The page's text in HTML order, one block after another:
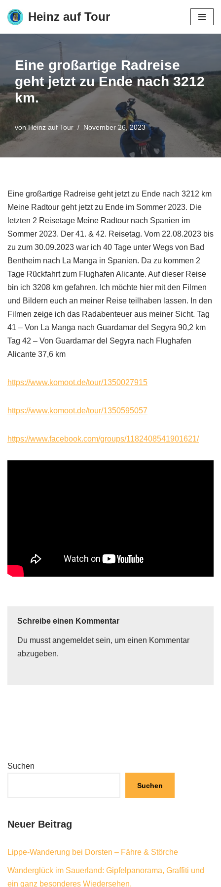
Zum
Heinz auf Tour
Eine großartige Radreise
geht jetzt zu Ende nach 3212
km.
vonHeinz auf Tour November 26, 2023
Eine großartige Radreise geht jetzt zu Ende nach 3212 km
Meine Radtour geht jetzt zu Ende im Sommer 2023. Die
letzten 2 Reisetage Meine Radtour nach Spanien im
Sommer 2023. Der 41. & 42. Reisetag. Vom 22.08.2023 bis
zu zum 30.09.2023 war ich 40 Tage unter Wegs von Bad
Bentheim nach La Manga in Spanien. Da zu kommen 2
Tage Rückfahrt zum Flughafen Alicante. Auf dieser Reise
bin ich 3208 km gefahren. Ich möchte hier mit den Filmen
und Bildern euch an meiner Reise teilhaben lassen. In den
Filmen zeige ich das Radabenteuer aus meiner Sicht. Tag
41 – Von La Manga nach Guardamar del Segyra 90,2 km
Tag 42 – Von Guardamar del Segyra nach Flughafen
Alicante 37,6 km
https://www.komoot.de/tour/1350027915
https://www.komoot.de/tour/1350595057
https://www.facebook.com/groups/1182408541901621/
Schreibe einen Kommentar
Du musstangemeldetsein, um einen Kommentar
abzugeben.
Suchen
Suchen
Neuer Beitrag
Lippe-Wanderung bei Dorsten – Fähre & Störche
Wanderglück im Sauerland: Gipfelpanorama, Graffiti und
ein ganz besonderes Wiedersehen.